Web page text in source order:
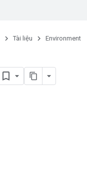
Tài liệu
Environment